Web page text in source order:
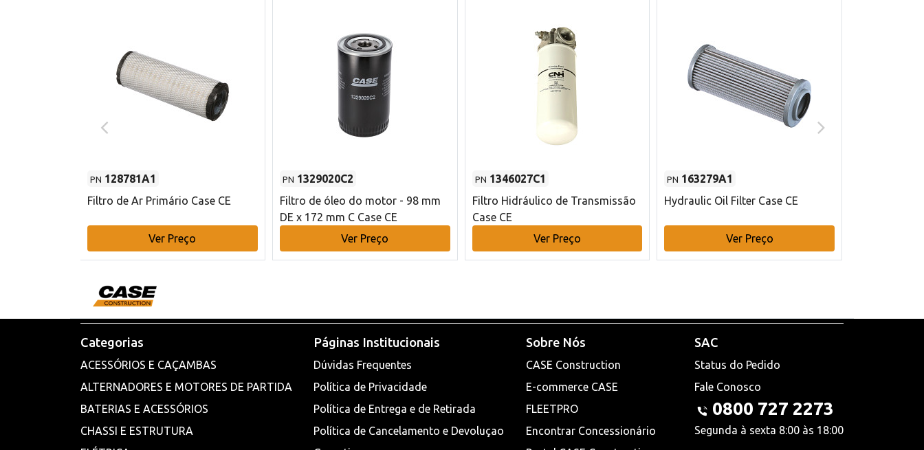
PN 128781A1
Filtro de Ar Primário Case CE
Ver Preço
PN 1329020C2
Filtro de óleo do motor - 98 mm
DE x 172 mm C Case CE
Ver Preço
PN 1346027C1
Filtro Hidráulico de Transmissão
Case CE
Ver Preço
PN 163279A1
Hydraulic Oil Filter Case CE
Ver Preço
Categorias
ACESSÓRIOS E CAÇAMBAS
ALTERNADORES E MOTORES DE PARTIDA
BATERIAS E ACESSÓRIOS
CHASSI E ESTRUTURA
Páginas Institucionais
Dúvidas Frequentes
Política de Privacidade
Política de Entrega e de Retirada
Política de Cancelamento e Devoluçao
Sobre Nós
CASE Construction
E-commerce CASE
FLEETPRO
Encontrar Concessionário
SAC
Status do Pedido
Fale Conosco
0800 727 2273
Segunda à sexta 8:00 às 18:00